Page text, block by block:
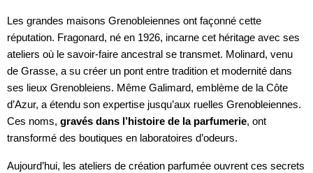
Les grandes maisons Grenobleiennes ont façonné cette
réputation. Fragonard, né en 1926, incarne cet héritage avec ses
ateliers où le savoir-faire ancestral se transmet. Molinard, venu
de Grasse, a su créer un pont entre tradition et modernité dans
ses lieux Grenobleiens. Même Galimard, emblème de la Côte
d’Azur, a étendu son expertise jusqu’aux ruelles Grenobleiennes.
Ces noms, gravés dans l’histoire de la parfumerie, ont
transformé des boutiques en laboratoires d’odeurs.
Aujourd’hui, les ateliers de création parfumée ouvrent ces secrets